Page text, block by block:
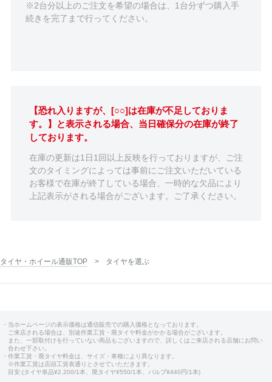
※2台分以上のご注文を希望の場合は、1台分ずつ購入手
続きを完了まで行ってください。
【恐れ入りますが、[○○]は在庫が不足しておりま
す。】と表示される場合、当日確保分の在庫が終了
しております。
在庫の更新は1日1回以上反映を行っておりますが、ご注
文のタイミングによっては事前にご注文いただいている
お客様で在庫が終了している場合、一時的な欠品により
上記表示がされる場合がございます。ご了承ください。
タイヤ・ホイール通販TOP タイヤを選ぶ
・当ホームページの表示価格は通信販売での購入価格となっております。
ご来店される場合は、別途作業工賃・廃タイヤ料金がかかる場合がございます。
また、一部取付けを行っていない商品もございますので、詳しくはご来店される店舗にお問い
合わせ下さい。
・作業工賃・廃タイヤ料金は、サイズ・車種により異なります。
※作業工賃は店頭工賃表通りとさせていただきます。
目安:(タイヤ単品¥2,200/1本、廃タイヤ¥550/1本、バルブ¥440円/1本)